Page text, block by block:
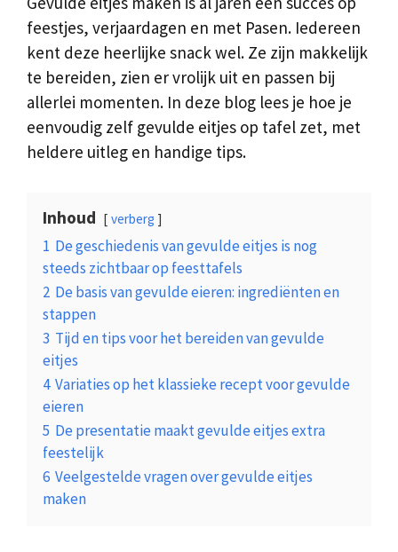
feestjes, verjaardagen en met Pasen. Iedereen
kent deze heerlijke snack wel. Ze zijn makkelijk
te bereiden, zien er vrolijk uit en passen bij
allerlei momenten. In deze blog lees je hoe je
eenvoudig zelf gevulde eitjes op tafel zet, met
heldere uitleg en handige tips.
Inhoud verberg
1 De geschiedenis van gevulde eitjes is nog
steeds zichtbaar op feesttafels
2 De basis van gevulde eieren: ingrediënten en
stappen
3 Tijd en tips voor het bereiden van gevulde
eitjes
4 Variaties op het klassieke recept voor gevulde
eieren
5 De presentatie maakt gevulde eitjes extra
feestelijk
6 Veelgestelde vragen over gevulde eitjes
maken